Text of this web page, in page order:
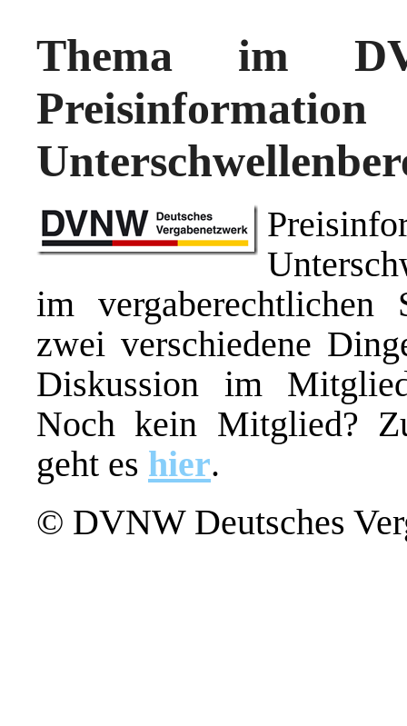
Thema im
im
zwei verschiedene
Diskussion im
Noch kein Mitglied?
geht es hier.